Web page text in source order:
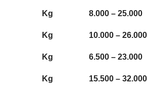
Kg 8.000 – 25.000
Kg 10.000 – 26.000
Kg 6.500 – 23.000
Kg 15.500 – 32.000